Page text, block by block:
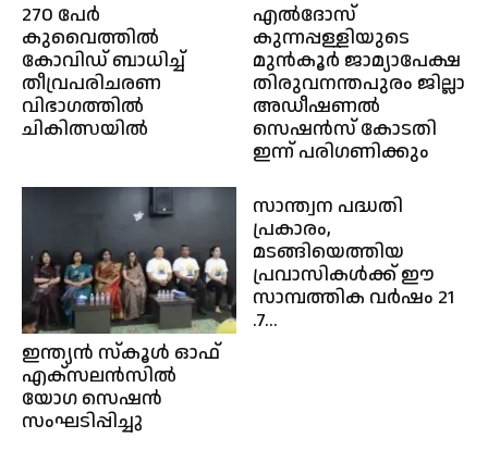
270 പേർ
കുവൈത്തിൽ
കോവിഡ് ബാധിച്ച്
തീവ്രപരിചരണ
വിഭാഗത്തിൽ
ചികിത്സയിൽ
എല്‍ദോസ്
കുന്നപ്പള്ളിയുടെ
മുന്‍കൂര്‍ ജാമ്യാപേക്ഷ
തിരുവനന്തപുരം ജില്ലാ
അഡീഷണല്‍
സെഷന്‍സ് കോടതി
ഇന്ന് പരിഗണിക്കും
ഇന്ത്യൻ സ്കൂൾ ഓഫ്
എക്സലൻസിൽ
യോഗ സെഷൻ
സംഘടിപ്പിച്ചു
സാന്ത്വന പദ്ധതി
പ്രകാരം,
മടങ്ങിയെത്തിയ
പ്രവാസികൾക്ക് ഈ
സാമ്പത്തിക വർഷം 21
.7...